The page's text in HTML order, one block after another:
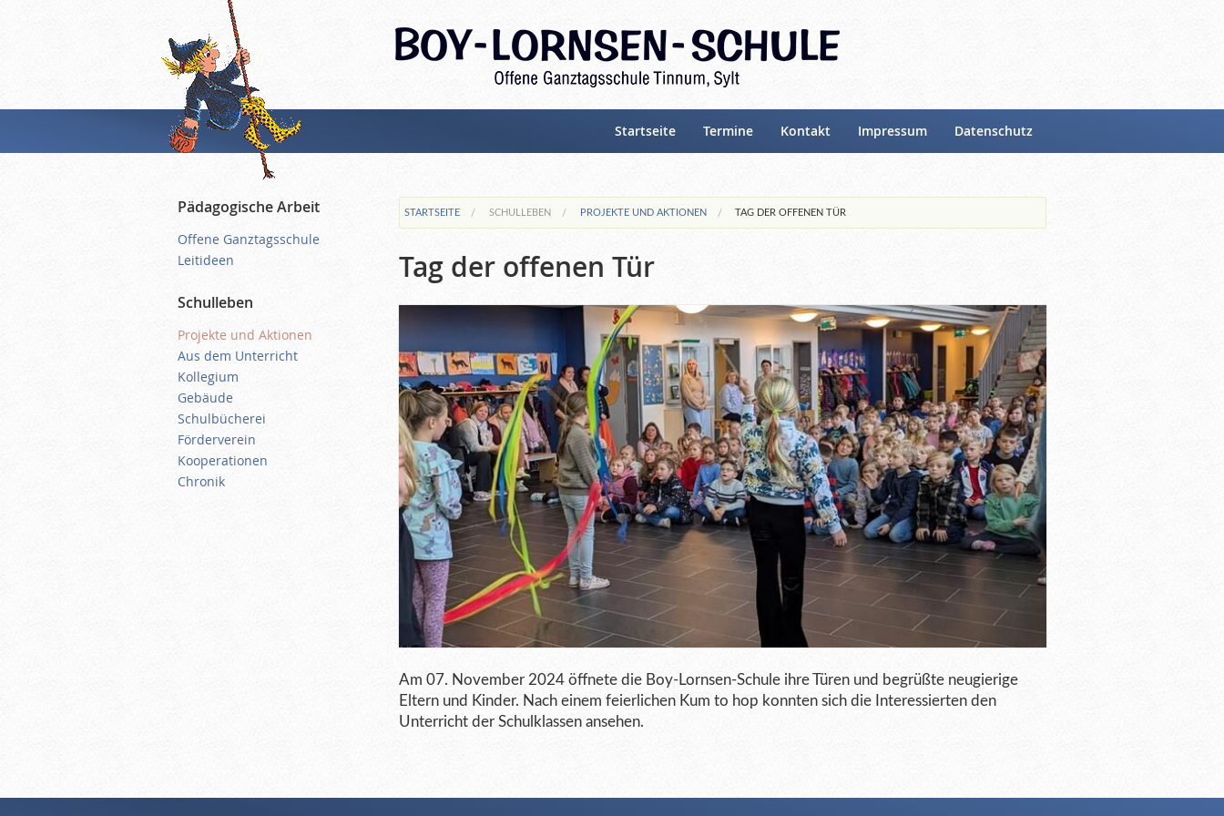
Startseite Termine Kontakt Impressum Datenschutz
STARTSEITE SCHULLEBEN PROJEKTE UND AKTIONEN TAG DER OFFENEN TÜR
Tag der offenen Tür
Am 07. November 2024 öffnete die Boy-Lornsen-Schule ihre Türen und begrüßte neugierige
Eltern und Kinder. Nach einem feierlichen Kum to hop konnten sich die Interessierten den
Unterricht der Schulklassen ansehen.
Pädagogische Arbeit
Offene Ganztagsschule
Leitideen
Schulleben
Projekte und Aktionen
Aus dem Unterricht
Kollegium
Gebäude
Schulbücherei
Förderverein
Kooperationen
Chronik